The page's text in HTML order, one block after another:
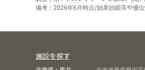
備考：2026年6月時点/効果効能等や優
施設を探す